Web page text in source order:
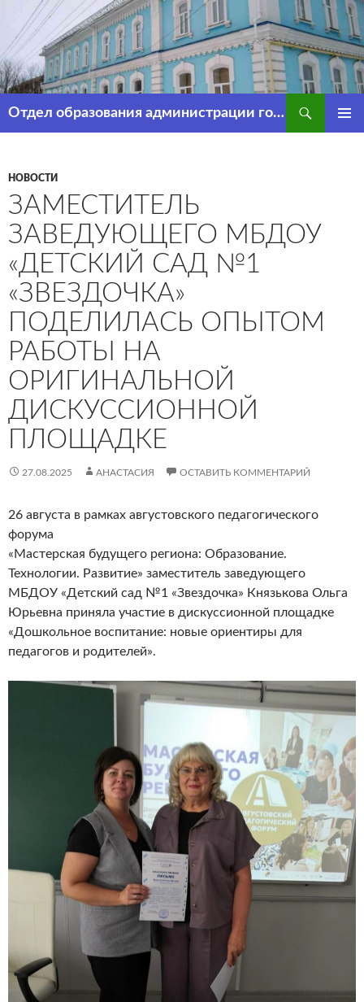
Перейти
содержимому
Отдел образования администрации города Рассказово
НОВОСТИ
ЗАМЕСТИТЕЛЬ
ЗАВЕДУЮЩЕГО МБДОУ
«ДЕТСКИЙ САД №1
«ЗВЕЗДОЧКА»
ПОДЕЛИЛАСЬ ОПЫТОМ
РАБОТЫ НА
ОРИГИНАЛЬНОЙ
ДИСКУССИОННОЙ
ПЛОЩАДКЕ
27.08.2025 АНАСТАСИЯ ОСТАВИТЬ КОММЕНТАРИЙ
26 августа в рамках августовского педагогического
форума
«Мастерская будущего региона: Образование.
Технологии. Развитие» заместитель заведующего
МБДОУ «Детский сад №1 «Звездочка» Князькова Ольга
Юрьевна приняла участие в дискуссионной площадке
«Дошкольное воспитание: новые ориентиры для
педагогов и родителей».